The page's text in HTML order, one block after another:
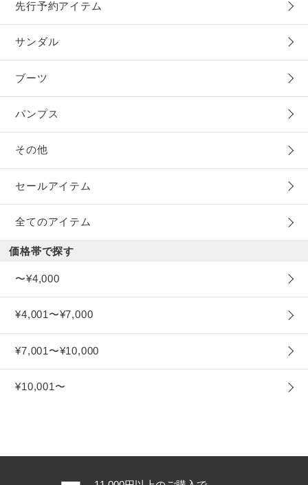
先行予約アイテム
サンダル
ブーツ
パンプス
その他
セールアイテム
全てのアイテム
価格帯で探す
〜¥4,000
¥4,001〜¥7,000
¥7,001〜¥10,000
¥10,001〜